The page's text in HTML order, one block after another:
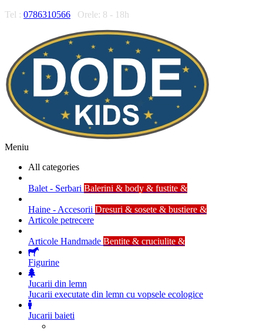
Tel : 0786310566 Orele: 8 - 18h
Meniu
All categories
Balet - Serbari Balerini & body & fustite &
Haine - Accesorii Dresuri & sosete & bustiere &
Articole petrecere
Articole Handmade Bentite & cruciulite &
Figurine
Jucarii din lemn
Jucarii executate din lemn cu vopsele ecologice
Jucarii baieti